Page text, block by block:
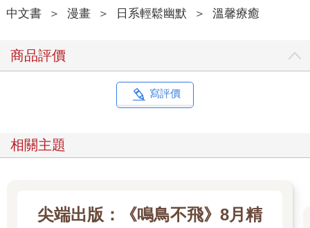
中文書 ＞ 漫畫 ＞ 日系輕鬆幽默 ＞ 溫馨療癒
商品評價
寫評價
相關主題
尖端出版：《鳴鳥不飛》8月精